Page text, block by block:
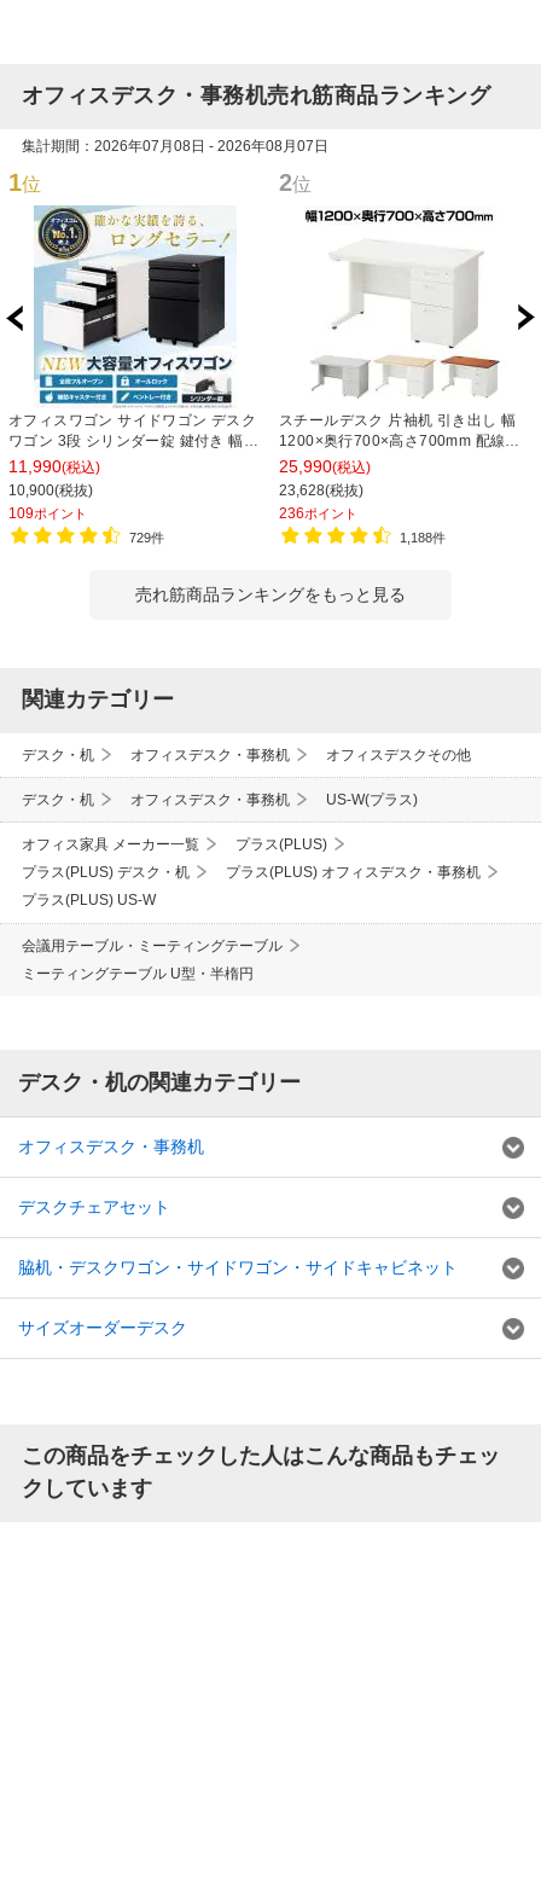
オフィスデスク・事務机売れ筋商品ランキング
集計期間：2026年07月08日 - 2026年08月07日
1位
オフィスワゴン サイドワゴン デスク
ワゴン 3段 シリンダー錠 鍵付き 幅
390×奥行510×高さ600mm【ホワイ
ト・ブラック】
11,990(税込)
10,900(税抜)
109ポイント
729件
2位
スチールデスク 片袖机 引き出し 幅
1200×奥行700×高さ700mm 配線穴
事務机 ビジネスデスク
25,990(税込)
23,628(税抜)
236ポイント
1,188件
売れ筋商品ランキングをもっと見る
関連カテゴリー
デスク・机 オフィスデスク・事務机 オフィスデスクその他
デスク・机 オフィスデスク・事務机 US-W(プラス)
オフィス家具 メーカー一覧
プラス(PLUS)
プラス(PLUS) デスク・机
プラス(PLUS) オフィスデスク・事務机
プラス(PLUS) US-W
会議用テーブル・ミーティングテーブル
ミーティングテーブル U型・半楕円
デスク・机の関連カテゴリー
オフィスデスク・事務机
デスクチェアセット
脇机・デスクワゴン・サイドワゴン・サイドキャビネット
サイズオーダーデスク
この商品をチェックした人はこんな商品もチェッ
クしています